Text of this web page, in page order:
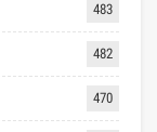
483
482
470